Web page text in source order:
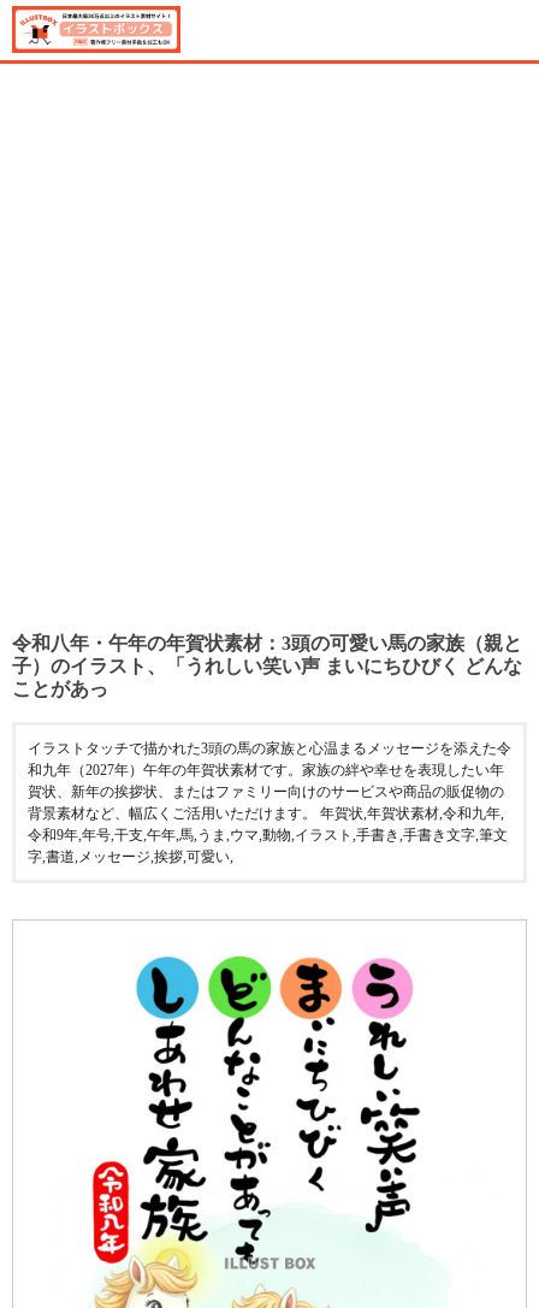
令和八年・午年の年賀状素材：3頭の可愛い馬の家族（親と
子）のイラスト、「うれしい笑い声 まいにちひびく どんな
ことがあっ
イラストタッチで描かれた3頭の馬の家族と心温まるメッセージを添えた令
和九年（2027年）午年の年賀状素材です。家族の絆や幸せを表現したい年
賀状、新年の挨拶状、またはファミリー向けのサービスや商品の販促物の
背景素材など、幅広くご活用いただけます。 年賀状,年賀状素材,令和九年,
令和9年,年号,干支,午年,馬,うま,ウマ,動物,イラスト,手書き,手書き文字,筆文
字,書道,メッセージ,挨拶,可愛い,